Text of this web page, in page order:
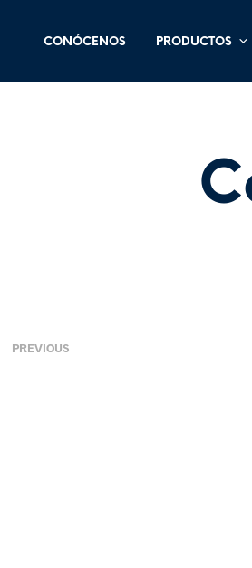
CONÓCENOS PRODUCTOS
PREVIOUS